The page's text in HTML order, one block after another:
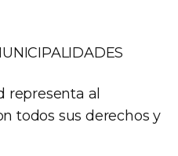
representa al
todos sus derechos y